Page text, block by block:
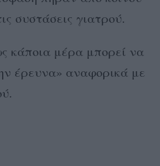
συστάσεις γιατρού.
κάποια μέρα μπορεί να
έρευνα» αναφορικά με